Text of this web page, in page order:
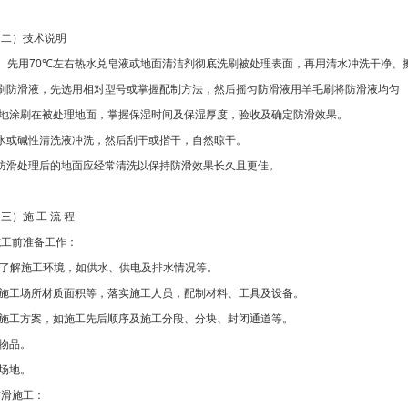
）技术说明
先用70℃左右热水兑皂液或地面清洁剂彻底洗刷被处理表面，再用清水冲洗干净、
防滑液，先选用相对型号或掌握配制方法，然后摇匀防滑液用羊毛刷将防滑液均匀
涂刷在被处理地面，掌握保湿时间及保湿厚度，验收及确定防滑效果。
或碱性清洗液冲洗，然后刮干或揩干，自然晾干。
滑处理后的地面应经常清洗以保持防滑效果长久且更佳。
）施 工 流 程
前准备工作：
了解施工环境，如供水、供电及排水情况等。
工场所材质面积等，落实施工人员，配制材料、工具及设备。
工方案，如施工先后顺序及施工分段、分块、封闭通道等。
品。
地。
施工：